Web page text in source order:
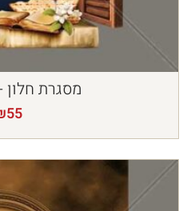
מסגרת חלון
55